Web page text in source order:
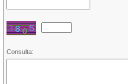
Consulta: